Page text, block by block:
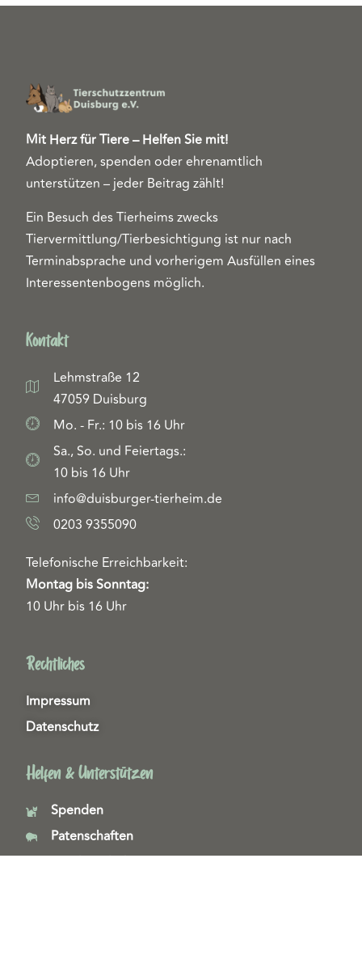
Mit Herz für Tiere – Helfen Sie mit!
Adoptieren, spenden oder ehrenamtlich
unterstützen – jeder Beitrag zählt!
Ein Besuch des Tierheims zwecks
Tiervermittlung/Tierbesichtigung ist nur nach
Terminabsprache und vorherigem Ausfüllen eines
Interessentenbogens möglich.
Kontakt
Lehmstraße 12
47059 Duisburg
Mo. - Fr.: 10 bis 16 Uhr
Sa., So. und Feiertags.:
10 bis 16 Uhr
info@duisburger-tierheim.de
0203 9355090
Telefonische Erreichbarkeit:
Montag bis Sonntag:
10 Uhr bis 16 Uhr
Rechtliches
Impressum
Datenschutz
Helfen & Unterstützen
Spenden
Patenschaften
Miedgliedschaften